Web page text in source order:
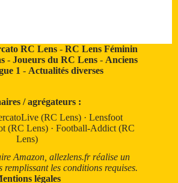
RC Lens -RC Lens Féminin
- Joueurs du RC Lens- Anciens
1 - Actualités diverses
/ agrégateurs :
(RC Lens) ·Lensfoot
(RC Lens) ·Football-Addict (RC
Lens)
Amazon, allezlens.fr réalise un
remplissant les conditions requises.
légales